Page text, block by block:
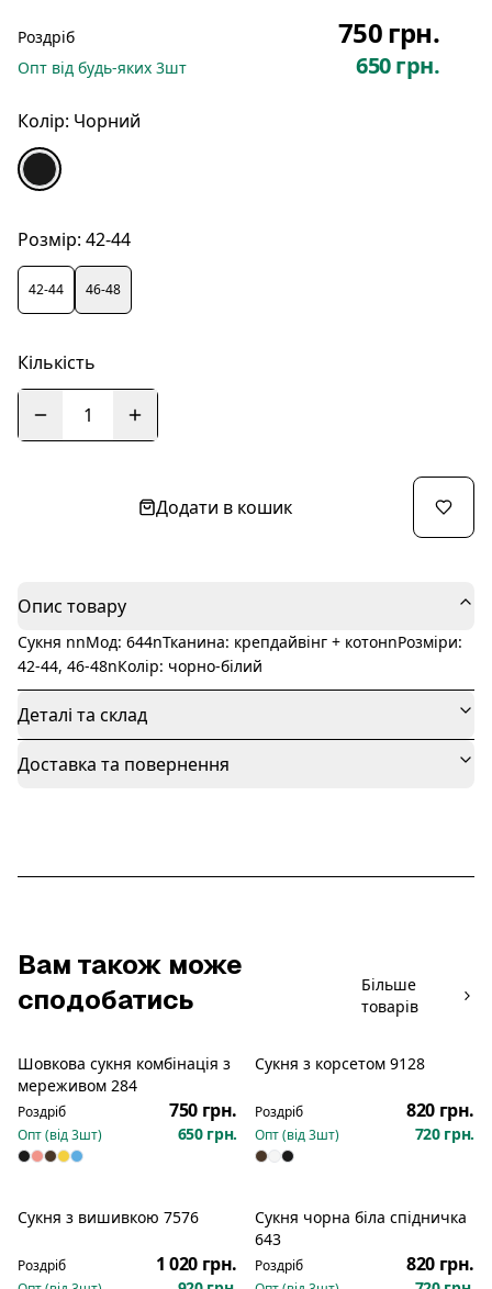
Роздріб 750 грн.
Опт від будь-яких 3шт 650 грн.
Колір: Чорний
Розмір: 42-44
42-44 46-48
Кількість
1
Додати в кошик
Опис товару
Сукня nnМод: 644nТканина: крепдайвінг + котонnРозміри:
42-44, 46-48nКолір: чорно-білий
Деталі та склад
Доставка та повернення
Вам також може
сподобатись
Більше
товарів
Шовкова сукня комбінація з
мереживом 284
Роздріб 750 грн.
Опт (від3шт) 650 грн.
Новинка
Сукня з корсетом 9128
Роздріб 820 грн.
Опт (від3шт) 720 грн.
Сукня з вишивкою 7576
Роздріб 1 020 грн.
Новинка
Сукня чорна біла спідничка
643
Роздріб 820 грн.